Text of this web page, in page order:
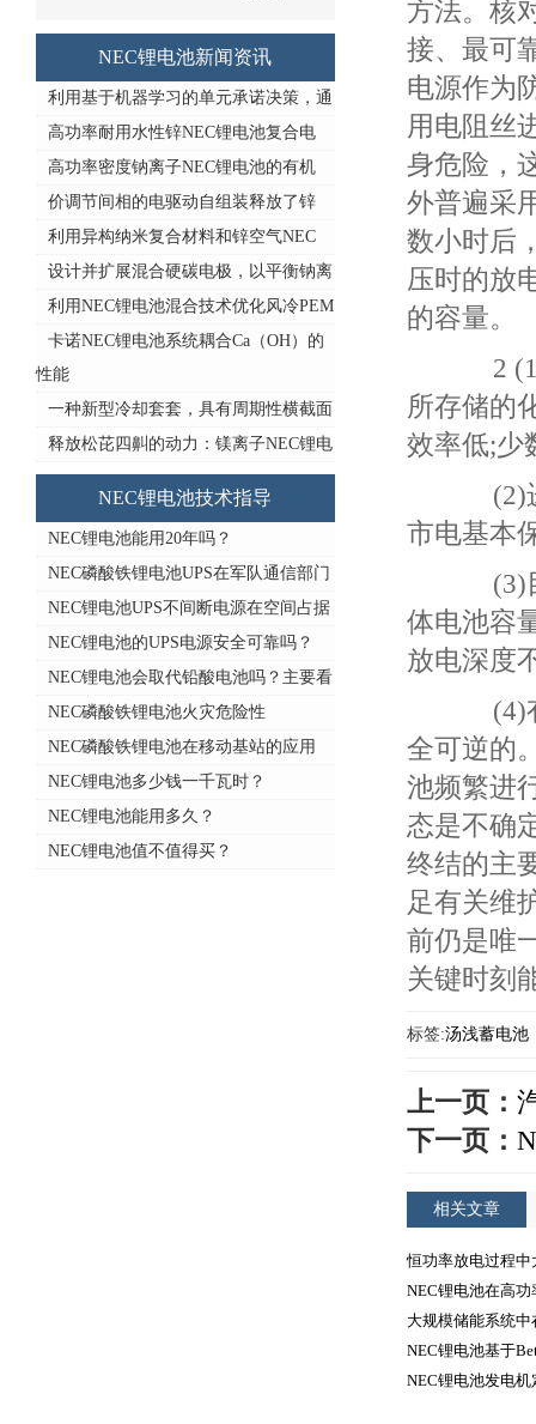
NEC锂电池新闻资讯
利用基于机器学习的单元承诺决策，通
高功率耐用水性锌NEC锂电池复合电
高功率密度钠离子NEC锂电池的有机
价调节间相的电驱动自组装释放了锌
利用异构纳米复合材料和锌空气NEC
设计并扩展混合硬碳电极，以平衡钠离
利用NEC锂电池混合技术优化风冷PEM
卡诺NEC锂电池系统耦合Ca（OH）的
性能
一种新型冷却套套，具有周期性横截面
释放松芘四鼼的动力：镁离子NEC锂电
NEC锂电池技术指导
NEC锂电池能用20年吗？
NEC磷酸铁锂电池UPS在军队通信部门
NEC锂电池UPS不间断电源在空间占据
NEC锂电池的UPS电源安全可靠吗？
NEC锂电池会取代铅酸电池吗？主要看
NEC磷酸铁锂电池火灾危险性
NEC磷酸铁锂电池在移动基站的应用
NEC锂电池多少钱一千瓦时？
NEC锂电池能用多久？
NEC锂电池值不值得买？
方法。核
接、最可
电源作为
用电阻丝
身危险，
外普遍采
数小时后
压时的放
的容量。
2 (1)
所存储的
效率低;少
(2)进
市电基本
(3)目
体电池容
放电深度
(4)有
全可逆的
池频繁进
态是不确
终结的主
足有关维
前仍是唯
关键时刻
标签:汤浅蓄电池
上一页：
下一页：
相关文章
恒功率放电过程中
NEC锂电池在高
大规模储能系统
NEC锂电池基于
NEC锂电池发电